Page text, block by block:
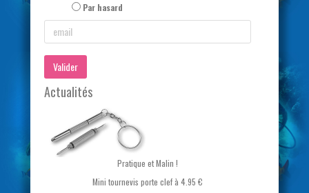
Par hasard
Valider
Actualités
Pratique et Malin !
Mini tournevis porte clef à 4.95 €